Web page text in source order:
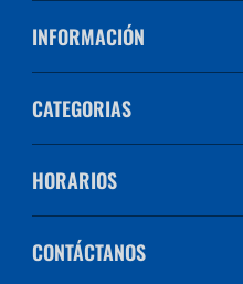
INFORMACIÓN
CATEGORIAS
HORARIOS
CONTÁCTANOS